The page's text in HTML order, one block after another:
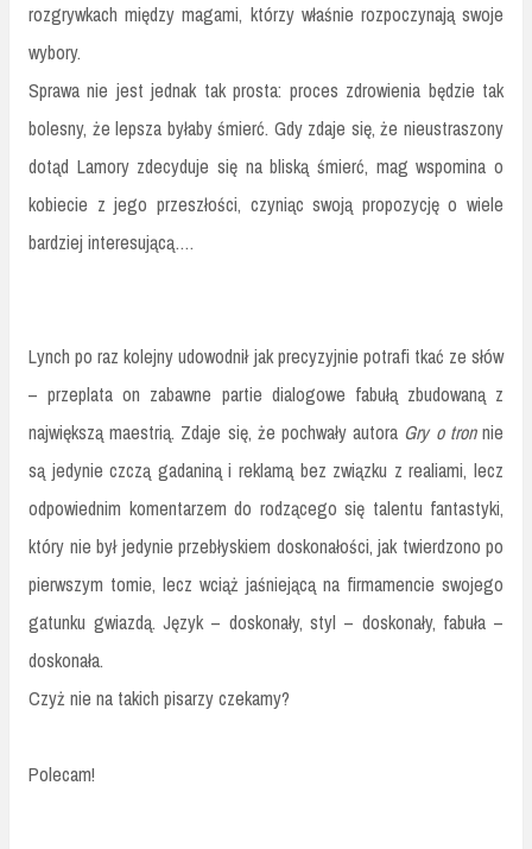
rozgrywkach między magami, którzy właśnie rozpoczynają swoje
wybory.
Sprawa nie jest jednak tak prosta: proces zdrowienia będzie tak
bolesny, że lepsza byłaby śmierć. Gdy zdaje się, że nieustraszony
dotąd Lamory zdecyduje się na bliską śmierć, mag wspomina o
kobiecie z jego przeszłości, czyniąc swoją propozycję o wiele
bardziej interesującą….
Lynch po raz kolejny udowodnił jak precyzyjnie potrafi tkać ze słów
– przeplata on zabawne partie dialogowe fabułą zbudowaną z
największą maestrią. Zdaje się, że pochwały autora Gry o tronnie
są jedynie czczą gadaniną i reklamą bez związku z realiami, lecz
odpowiednim komentarzem do rodzącego się talentu fantastyki,
który nie był jedynie przebłyskiem doskonałości, jak twierdzono po
pierwszym tomie, lecz wciąż jaśniejącą na firmamencie swojego
gatunku gwiazdą. Język – doskonały, styl – doskonały, fabuła –
doskonała.
Czyż nie na takich pisarzy czekamy?
Polecam!